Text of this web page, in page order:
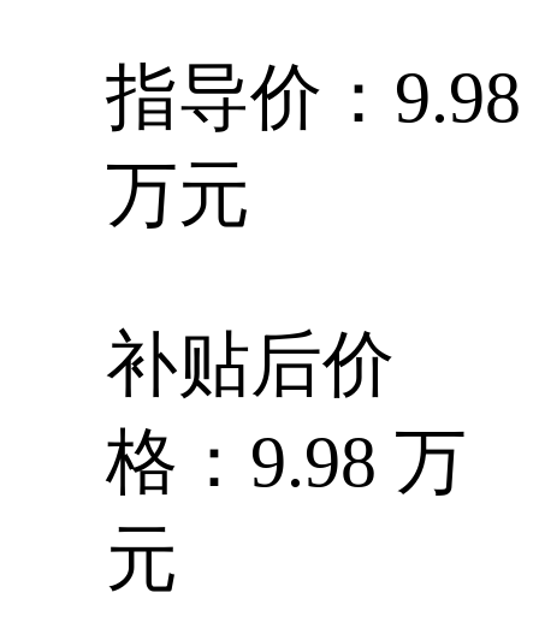
指导价：9.98
万元
补贴后价
格：9.98 万
元